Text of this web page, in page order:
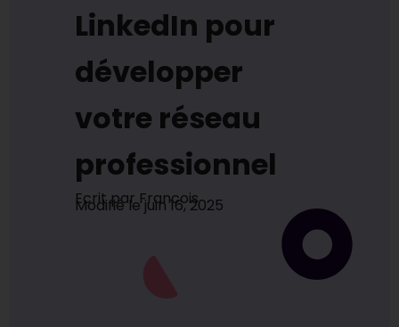
LinkedIn pour
développer
votre réseau
professionnel
Ecrit parFrancois
Modifié le juin 16, 2025